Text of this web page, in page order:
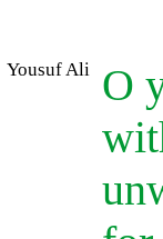
Yousuf Ali
O